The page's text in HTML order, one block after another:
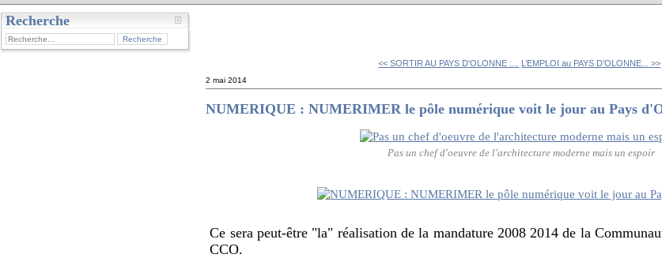
Recherche
<< SORTIR AU PAYS D'OLONNE :... L’EMPLOI au PAYS D’OLONNE... >>
2 mai 2014
NUMERIQUE : NUMERIMER le pôle numérique voit le jour au Pays
Pas un chef d'oeuvre de l'architecture moderne mais un espoir
Ce sera peut-être "la" réalisation de la mandature 2008 2014 de la
CCO.